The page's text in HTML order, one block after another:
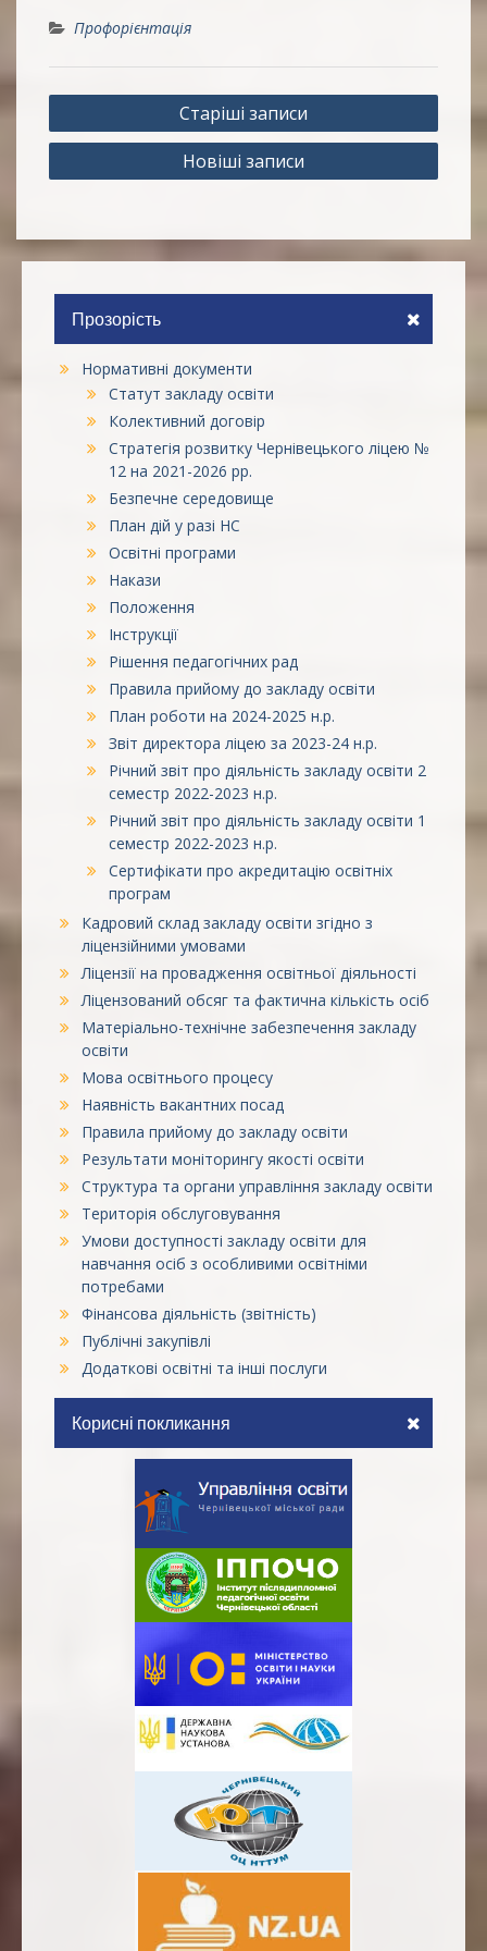
Профорієнтація
Навігація
за
Старіші записи
Новіші записи
Прозорість
Нормативні документи
Статут закладу освіти
Колективний договір
Стратегія розвитку Чернівецького ліцею №
12 на 2021-2026 рр.
Безпечне середовище
План дій у разі НС
Освітні програми
Накази
Положення
Інструкції
Рішення педагогічних рад
Правила прийому до закладу освіти
План роботи на 2024-2025 н.р.
Звіт директора ліцею за 2023-24 н.р.
Річний звіт про діяльність закладу освіти 2
семестр 2022-2023 н.р.
Річний звіт про діяльність закладу освіти 1
семестр 2022-2023 н.р.
Сертифікати про акредитацію освітніх
програм
Кадровий склад закладу освіти згідно з
ліцензійними умовами
Ліцензії на провадження освітньої діяльності
Ліцензований обсяг та фактична кількість осіб
Матеріально-технічне забезпечення закладу
освіти
Мова освітнього процесу
Наявність вакантних посад
Правила прийому до закладу освіти
Результати моніторингу якості освіти
Структура та органи управління закладу освіти
Територія обслуговування
Умови доступності закладу освіти для
навчання осіб з особливими освітніми
потребами
Фінансова діяльність (звітність)
Публічні закупівлі
Додаткові освітні та інші послуги
Корисні покликання